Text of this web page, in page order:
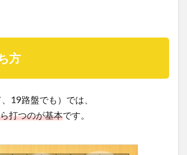
方
19路盤でも）では、
打つのが基本です。